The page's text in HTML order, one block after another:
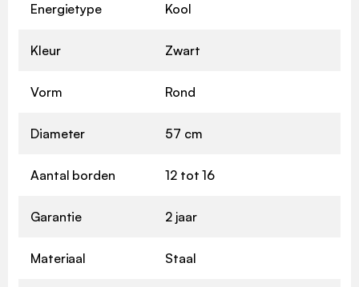
Energietype Kool
Kleur Zwart
Vorm Rond
Diameter 57 cm
Aantal borden 12 tot 16
Garantie 2 jaar
Materiaal Staal